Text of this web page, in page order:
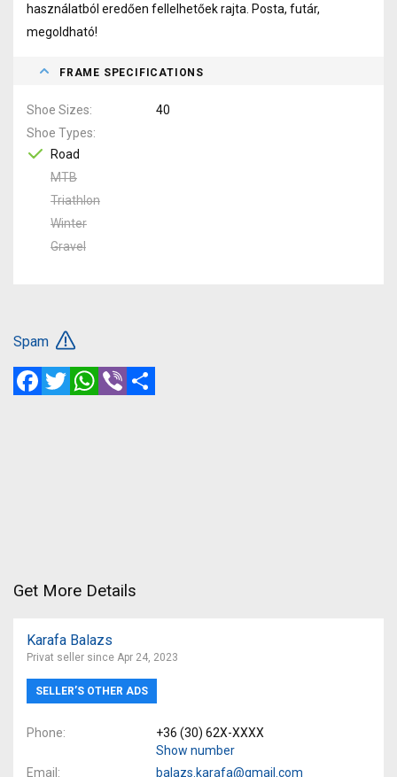
használatból eredően fellelhetőek rajta. Posta, futár,
megoldható!
FRAME SPECIFICATIONS
Shoe Sizes
40
Shoe Types
Road
MTB
Triathlon
Winter
Gravel
Spam
FacebookTwitterWhatsApp
Viber
Get More Details
Karafa Balazs
Privat seller since Apr 24, 2023
SELLER’S OTHER ADS
Phone
+36 (30) 62X-XXXX
Show number
Email
balazs.karafa@gmail.com